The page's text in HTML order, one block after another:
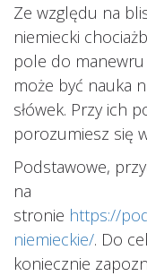
Ze względu na
niemiecki
pole do
może być nauka
słówek. Przy ich
porozumiesz się
Podstawowe,
na
stronie https://
niemieckie/. Do
koniecznie